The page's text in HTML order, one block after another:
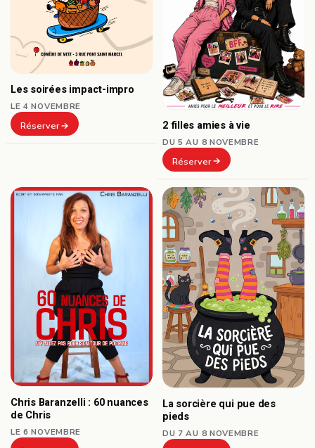
Les soirées impact-impro
LE 4 NOVEMBRE
Réserver 2 filles amies à vie
DU 5 AU 8 NOVEMBRE
Réserver
Chris Baranzelli : 60 nuances
de Chris
LE 6 NOVEMBRE
La sorcière qui pue des
pieds
DU 7 AU 8 NOVEMBRE